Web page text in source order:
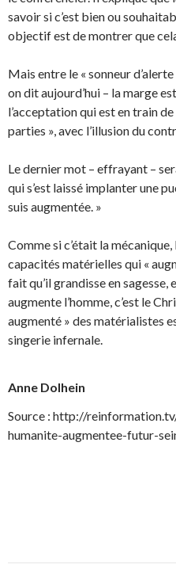
savoir si c’est bien ou
objectif est de montrer que
Mais entre le « sonneur
on dit aujourd’hui – la marge
l’acceptation qui est en train
parties », avec l’illusion du
Le dernier mot – effrayant –
qui s’est laissé implanter une
suis augmentée. »
Comme si c’était la
capacités matérielles qui «
fait qu’il grandisse en
augmente l’homme, c’est le
augmenté » des matérialistes
singerie infernale.
Anne Dolhein
Source : http://
humanite-augmentee-futur-